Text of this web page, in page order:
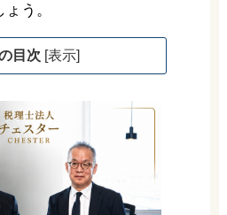
う。
目次 [表示]